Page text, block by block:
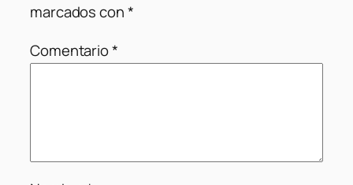
marcados con*
Comentario*